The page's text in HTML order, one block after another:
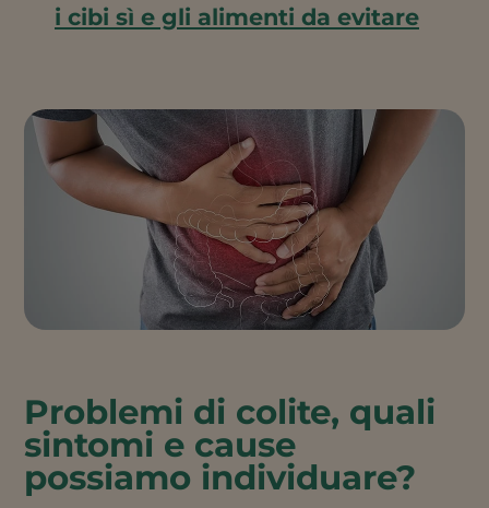
i cibi sì e gli alimenti da evitare
Problemi di colite, quali
sintomi e cause
possiamo individuare?